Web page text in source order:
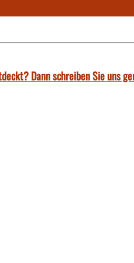
Dann schreiben Sie uns